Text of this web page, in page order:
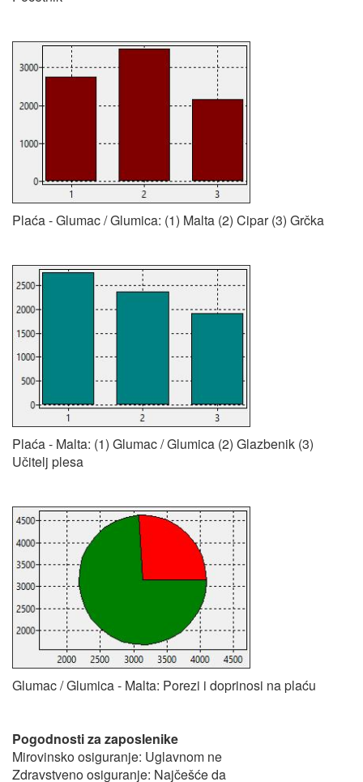
Plaća - Glumac / Glumica: (1) Malta (2) Cipar (3) Grčka
Plaća - Malta: (1) Glumac / Glumica (2) Glazbenik (3)
Učitelj plesa
Glumac / Glumica - Malta: Porezi i doprinosi na plaću
Pogodnosti za zaposlenike
Mirovinsko osiguranje: Uglavnom ne
Zdravstveno osiguranje: Najčešće da